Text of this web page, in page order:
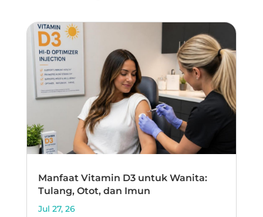
Manfaat Vitamin D3 untuk Wanita:
Tulang, Otot, dan Imun
Jul 27, 26